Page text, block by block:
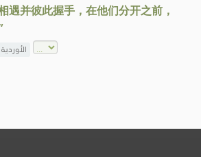
遇并彼此握手，在他们分开之前，
الأوردية